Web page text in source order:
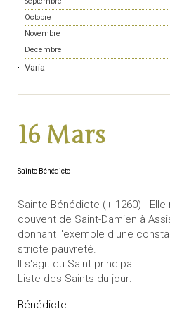
Octobre
Novembre
Décembre
Varia
16 Mars
Sainte Bénédicte
Sainte Bénédicte (+ 1260) -
couvent de Saint-Damien à
donnant l'exemple d'une
stricte pauvreté.
Il s'agit du Saint principal
Liste des Saints du jour:
Bénédicte